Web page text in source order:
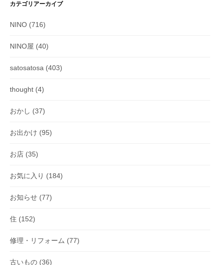
カテゴリアーカイブ
NINO (716)
NINO屋 (40)
satosatosa (403)
thought (4)
おかし (37)
お出かけ (95)
お店 (35)
お気に入り (184)
お知らせ (77)
住 (152)
修理・リフォーム (77)
古いもの (36)